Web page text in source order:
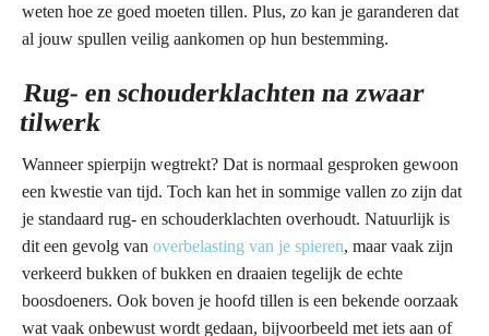
weten hoe ze goed moeten tillen. Plus, zo kan je garanderen dat
al jouw spullen veilig aankomen op hun bestemming.
Rug- en schouderklachten na zwaar
tilwerk
Wanneer spierpijn wegtrekt? Dat is normaal gesproken gewoon
een kwestie van tijd. Toch kan het in sommige vallen zo zijn dat
je standaard rug- en schouderklachten overhoudt. Natuurlijk is
dit een gevolg van overbelasting van je spieren, maar vaak zijn
verkeerd bukken of bukken en draaien tegelijk de echte
boosdoeners. Ook boven je hoofd tillen is een bekende oorzaak
wat vaak onbewust wordt gedaan, bijvoorbeeld met iets aan of